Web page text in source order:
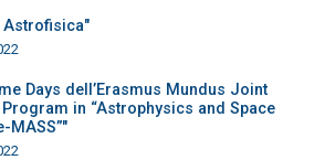
Astrofisica"
Days dell’Erasmus Mundus Joint
in “Astrophysics and Space
MASS”"